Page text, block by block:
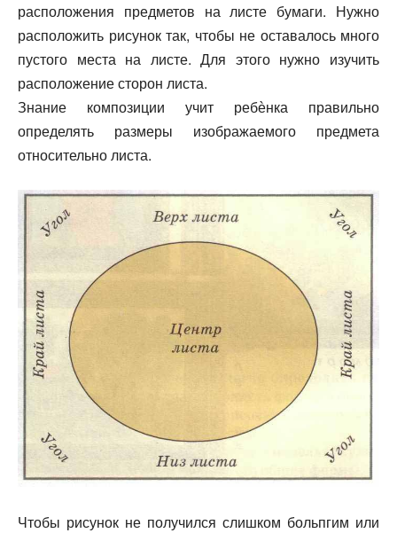
расположения предметов на листе бумаги. Нужно
расположить рисунок так, чтобы не оставалось много
пустого места на листе. Для этого нужно изучить
расположение сторон листа.
Знание композиции учит ребѐнка правильно
определять размеры изображаемого предмета
относительно листа.
Чтобы рисунок не получился слишком больпгим или